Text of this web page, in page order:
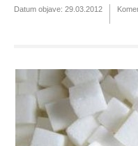
Datum objave: 29.03.2012